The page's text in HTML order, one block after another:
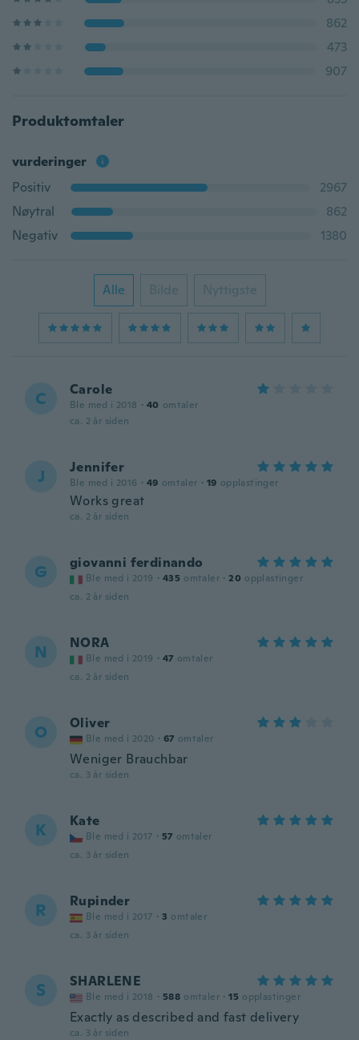
862
473
907
Produktomtaler
vurderinger
Positiv
2967
Nøytral
862
Negativ
1380
Alle Bilde Nyttigste
C Carole
Ble med i 2018 · 40 omtaler
ca. 2 år siden
J Jennifer
Ble med i 2016 · 49 omtaler · 19 opplastinger
Works great
ca. 2 år siden
G giovanni ferdinando
Ble med i 2019 · 435 omtaler · 20 opplastinger
ca. 2 år siden
N NORA
Ble med i 2019 · 47 omtaler
ca. 2 år siden
O Oliver
Ble med i 2020 · 67 omtaler
Weniger Brauchbar
ca. 3 år siden
K Kate
Ble med i 2017 · 57 omtaler
ca. 3 år siden
R Rupinder
Ble med i 2017 · 3 omtaler
ca. 3 år siden
S SHARLENE
Ble med i 2018 · 588 omtaler · 15 opplastinger
Exactly as described and fast delivery
ca. 3 år siden